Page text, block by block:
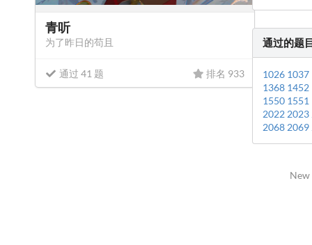
青听
为了昨日的苟且
通过 41 题 排名 933
通过的题
1026 1037
1368 1452
1550 1551
20222023
20682069